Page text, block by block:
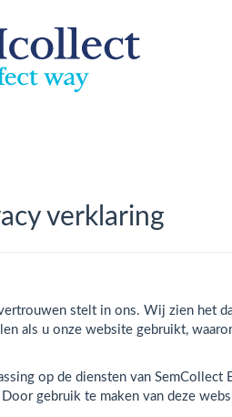
verklaring
stelt in ons. Wij zien het
als u onze website gebruikt,
op de diensten van
gebruik te maken van deze